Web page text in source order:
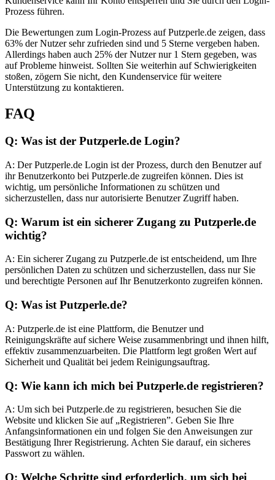
Prozess führen.
Die Bewertungen zum Login-Prozess auf Putzperle.de zeigen, dass
63% der Nutzer sehr zufrieden sind und 5 Sterne vergeben haben.
Allerdings haben auch 25% der Nutzer nur 1 Stern gegeben, was
auf Probleme hinweist. Sollten Sie weiterhin auf Schwierigkeiten
stoßen, zögern Sie nicht, den Kundenservice für weitere
Unterstützung zu kontaktieren.
FAQ
Q: Was ist der Putzperle.de Login?
A: Der Putzperle.de Login ist der Prozess, durch den Benutzer auf
ihr Benutzerkonto bei Putzperle.de zugreifen können. Dies ist
wichtig, um persönliche Informationen zu schützen und
sicherzustellen, dass nur autorisierte Benutzer Zugriff haben.
Q: Warum ist ein sicherer Zugang zu Putzperle.de
wichtig?
A: Ein sicherer Zugang zu Putzperle.de ist entscheidend, um Ihre
persönlichen Daten zu schützen und sicherzustellen, dass nur Sie
und berechtigte Personen auf Ihr Benutzerkonto zugreifen können.
Q: Was ist Putzperle.de?
A: Putzperle.de ist eine Plattform, die Benutzer und
Reinigungskräfte auf sichere Weise zusammenbringt und ihnen hilft,
effektiv zusammenzuarbeiten. Die Plattform legt großen Wert auf
Sicherheit und Qualität bei jedem Reinigungsauftrag.
Q: Wie kann ich mich bei Putzperle.de registrieren?
A: Um sich bei Putzperle.de zu registrieren, besuchen Sie die
Website und klicken Sie auf „Registrieren”. Geben Sie Ihre
Anfangsinformationen ein und folgen Sie den Anweisungen zur
Bestätigung Ihrer Registrierung. Achten Sie darauf, ein sicheres
Passwort zu wählen.
Q: Welche Schritte sind erforderlich, um sich bei